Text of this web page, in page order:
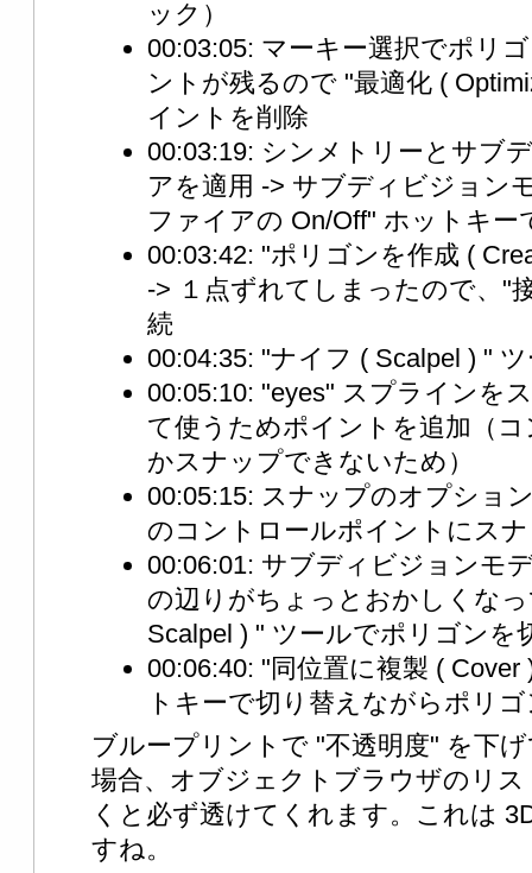
ック）
00:03:05: マーキー選択でポリ
ントが残るので "最適化 (
イントを削除
00:03:19: シンメトリーとサブ
アを適用 -> サブディビジョン
ファイアの On/Off" ホットキー
00:03:42: "ポリゴンを作成 (
-> １点ずれてしまったので、"
続
00:04:35: "ナイフ ( Scalpel ) "
00:05:10: "eyes" スプラインを
て使うためポイントを追加（
かスナップできないため）
00:05:15: スナップのオプショ
のコントロールポイントにス
00:06:01: サブディビジョンモ
の辺りがちょっとおかしくな
Scalpel ) " ツールでポリゴンを
00:06:40: "同位置に複製 (
トキーで切り替えながらポリ
ブループリントで "不透明度" を下
場合、オブジェクトブラウザのリ
くと必ず透けてくれます。これは
すね。